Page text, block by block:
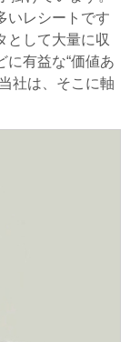
いレシートです
として大量に収
に有益な“価値あ
社は、そこに軸